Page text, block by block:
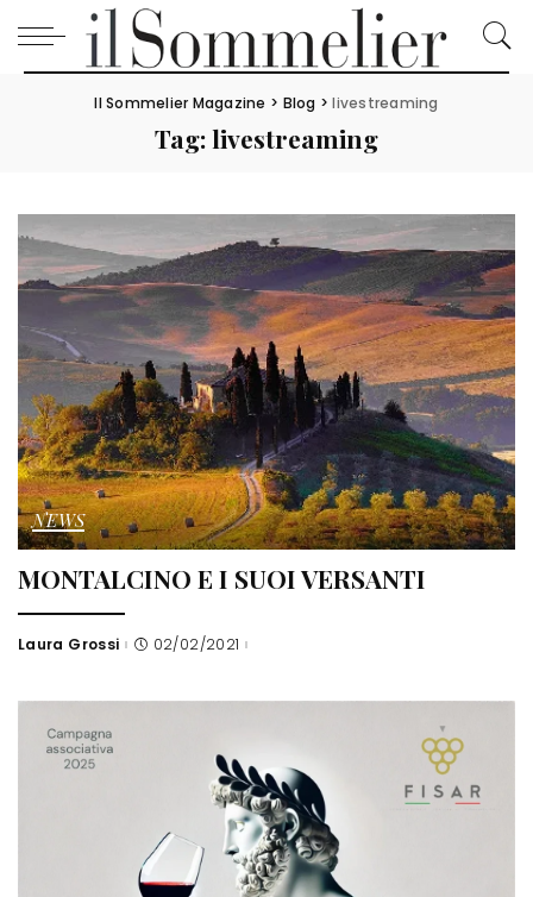
Il Sommelier Magazine > Blog >livestreaming
Tag:livestreaming
NEWS
MONTALCINO E I SUOI VERSANTI
Posted
Laura Grossi 02/02/2021